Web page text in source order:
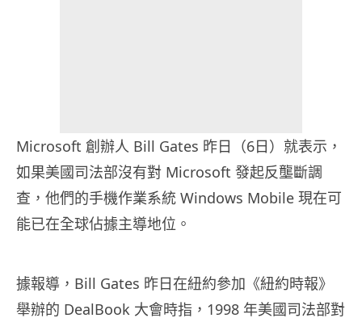
Microsoft 創辦人 Bill Gates 昨日（6日）就表示，
如果美國司法部沒有對 Microsoft 發起反壟斷調
查，他們的手機作業系統 Windows Mobile 現在可
能已在全球佔據主導地位。
據報導，Bill Gates 昨日在紐約參加《紐約時報》
舉辦的 DealBook 大會時指，1998 年美國司法部對